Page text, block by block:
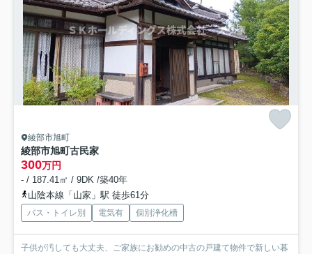
綾部市旭町
綾部市旭町古民家
300万円
- / 187.41㎡ / 9DK /築40年
山陰本線「山家」駅 徒歩61分
バス・トイレ別 電気有 個別浄化槽
子供が汚しても大丈夫、ご家族にお勧めの中古の戸建て物件で新しい暮